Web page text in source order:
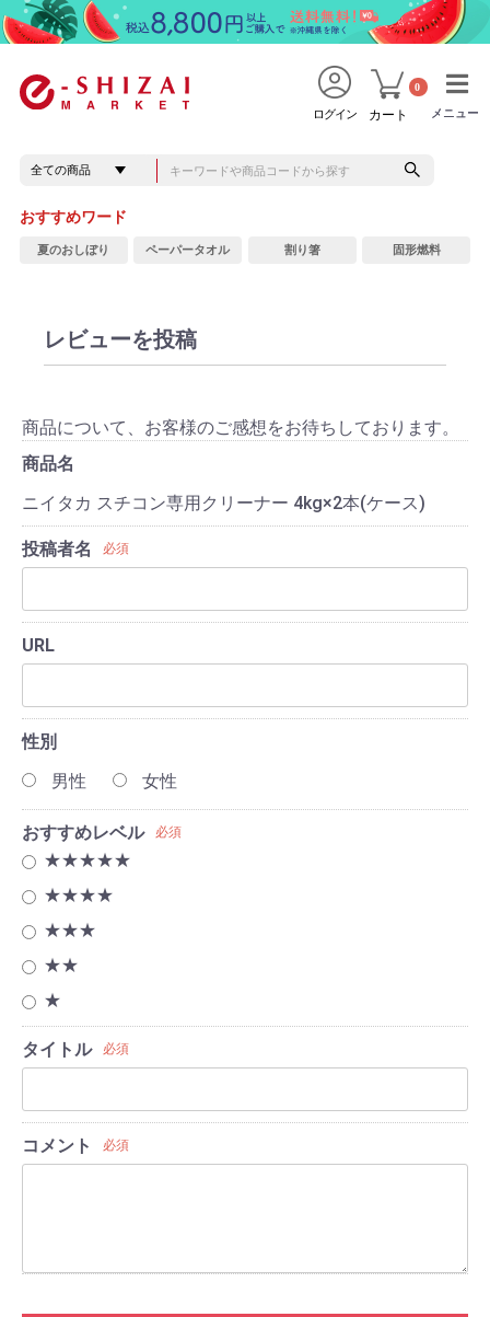
メニュー
メニュー
ログイン カート
0
おすすめワード
夏のおしぼり ペーパータオル 割り箸 固形燃料
レビューを投稿
商品について、お客様のご感想をお待ちしております。
商品名
ニイタカ スチコン専用クリーナー 4kg×2本(ケース)
投稿者名 必須
URL
性別
男性
女性
おすすめレベル 必須
★★★★★
★★★★
★★★
★★
★
タイトル 必須
コメント 必須